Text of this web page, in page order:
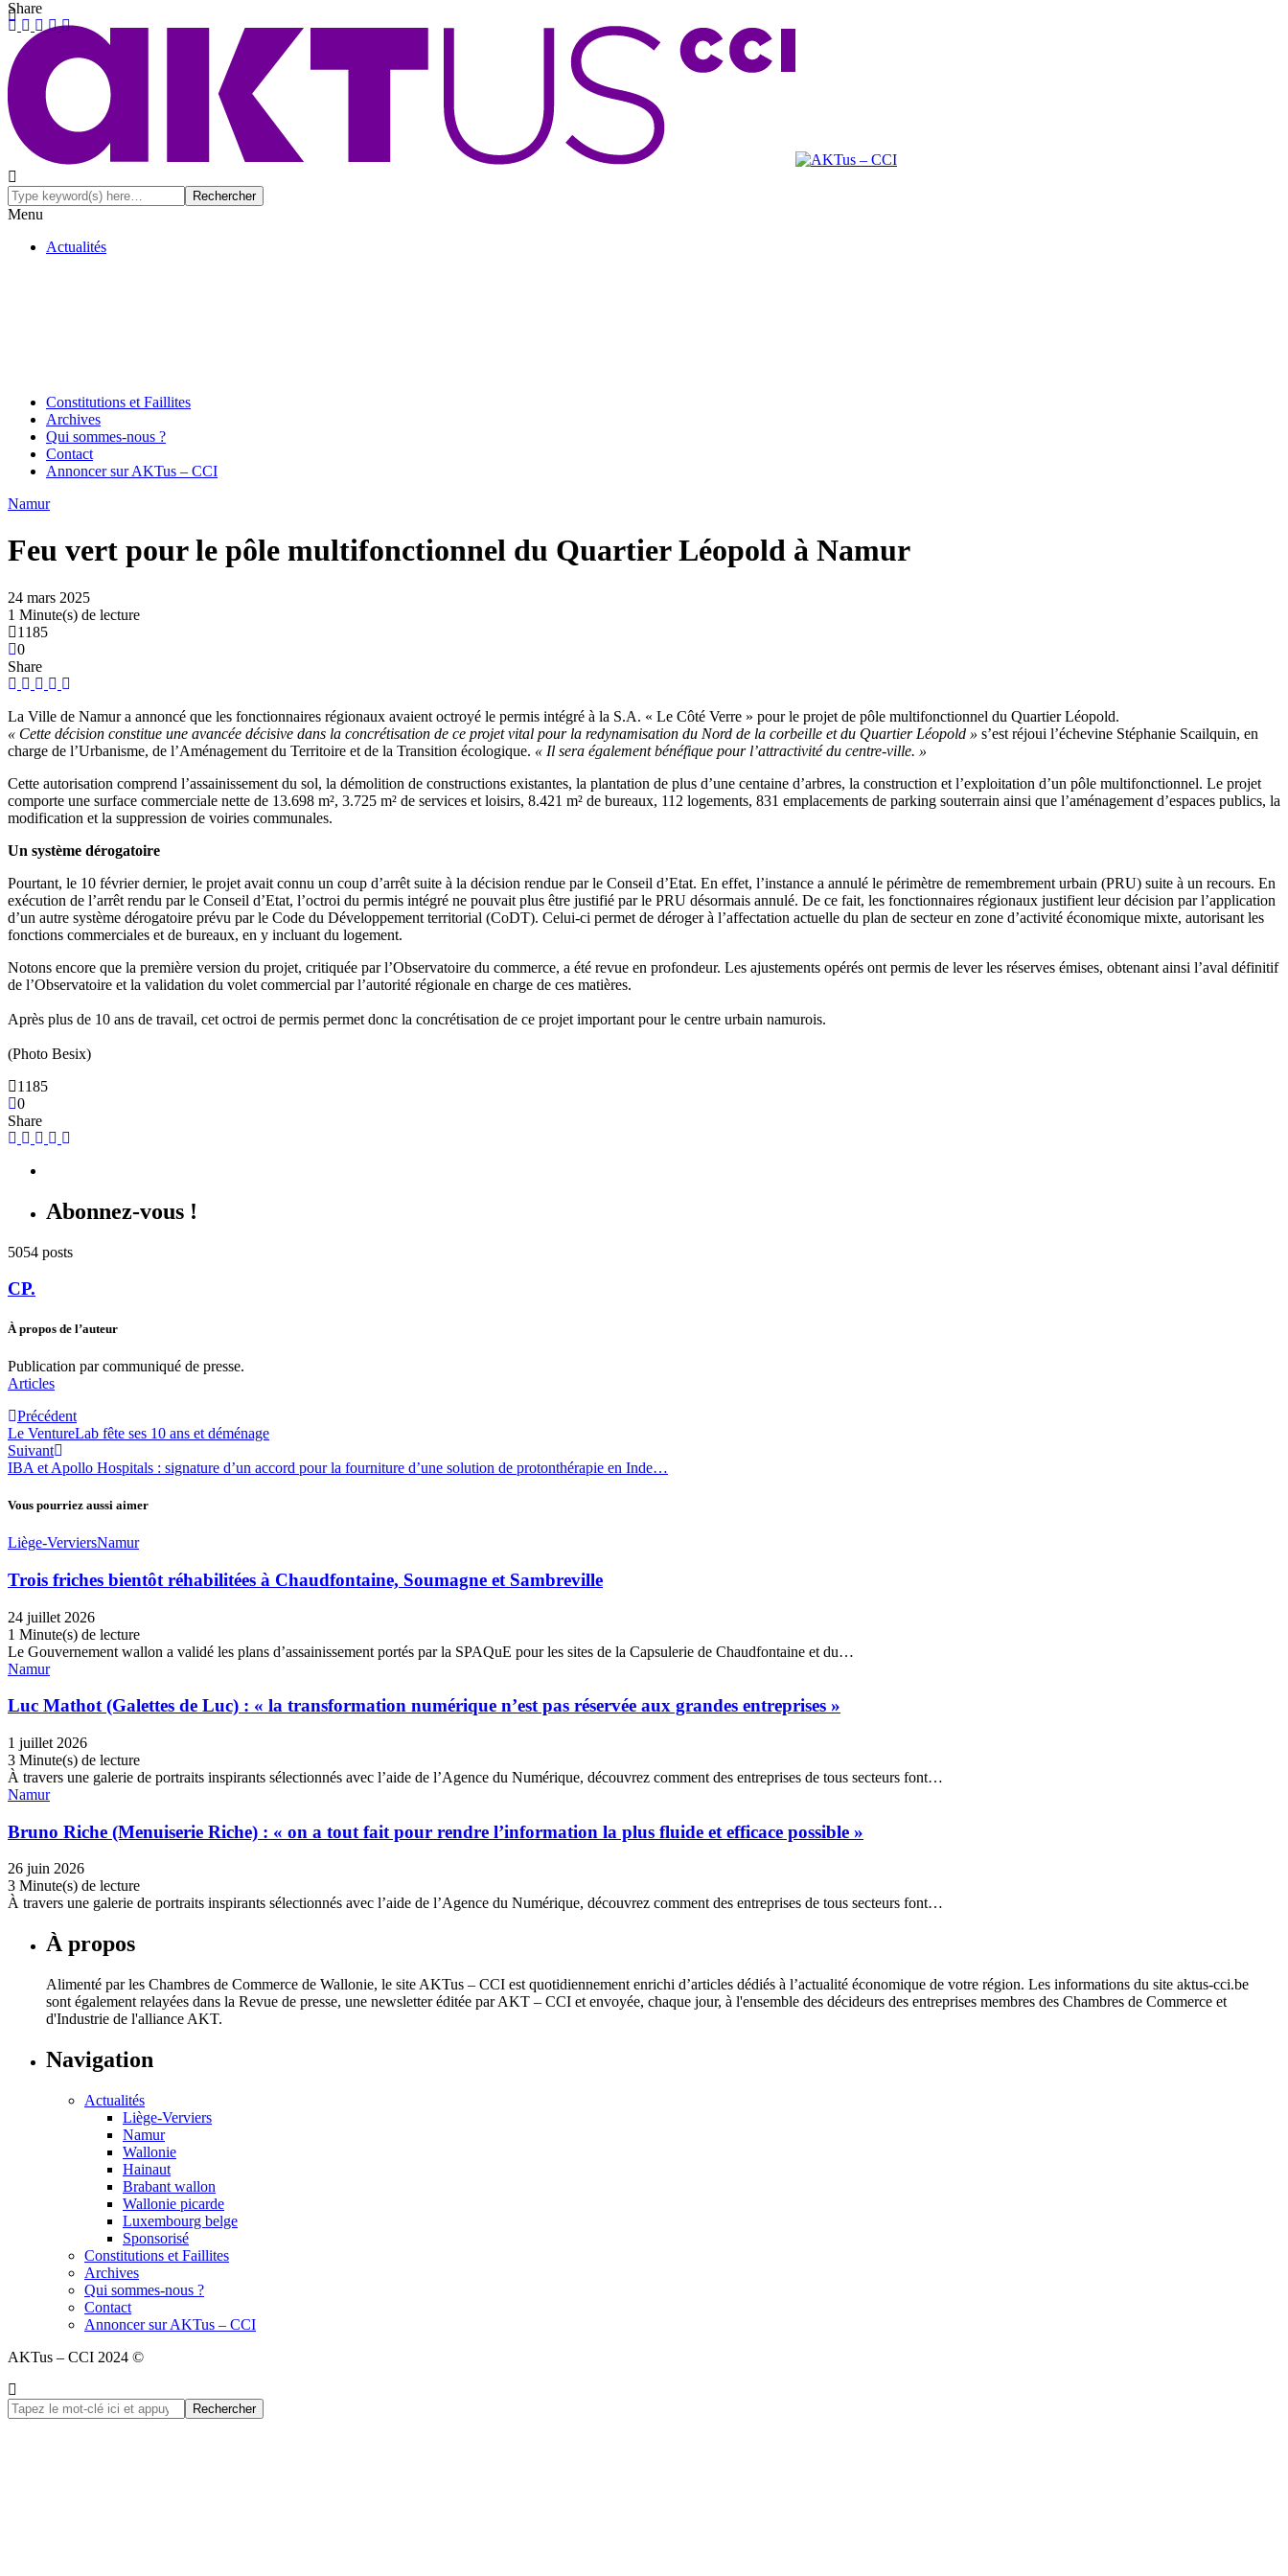
Menu
Actualités
Constitutions et Faillites
Archives
Qui sommes-nous ?
Contact
Annoncer sur AKTus – CCI
Namur
Feu vert pour le pôle multifonctionnel du Quartier Léopold à Namur
24 mars 2025
1 Minute(s) de lecture
1185
0
Share
La Ville de Namur a annoncé que les fonctionnaires régionaux avaient octroyé le permis intégré à la S.A. « Le Côté Verre » pour le projet de pôle multifonctionnel du Quartier Léopold.
« Cette décision constitue une avancée décisive dans la concrétisation de ce projet vital pour la redynamisation du Nord de la corbeille et du Quartier Léopold » s’est réjoui l’échevine Stéphanie Scailquin, en
charge de l’Urbanisme, de l’Aménagement du Territoire et de la Transition écologique. « Il sera également bénéfique pour l’attractivité du centre-ville. »
Cette autorisation comprend l’assainissement du sol, la démolition de constructions existantes, la plantation de plus d’une centaine d’arbres, la construction et l’exploitation d’un pôle multifonctionnel. Le projet
comporte une surface commerciale nette de 13.698 m², 3.725 m² de services et loisirs, 8.421 m² de bureaux, 112 logements, 831 emplacements de parking souterrain ainsi que l’aménagement d’espaces publics, la
modification et la suppression de voiries communales.
Un système dérogatoire
Pourtant, le 10 février dernier, le projet avait connu un coup d’arrêt suite à la décision rendue par le Conseil d’Etat. En effet, l’instance a annulé le périmètre de remembrement urbain (PRU) suite à un recours. En
exécution de l’arrêt rendu par le Conseil d’Etat, l’octroi du permis intégré ne pouvait plus être justifié par le PRU désormais annulé. De ce fait, les fonctionnaires régionaux justifient leur décision par l’application
d’un autre système dérogatoire prévu par le Code du Développement territorial (CoDT). Celui-ci permet de déroger à l’affectation actuelle du plan de secteur en zone d’activité économique mixte, autorisant les
fonctions commerciales et de bureaux, en y incluant du logement.
Notons encore que la première version du projet, critiquée par l’Observatoire du commerce, a été revue en profondeur. Les ajustements opérés ont permis de lever les réserves émises, obtenant ainsi l’aval définitif
de l’Observatoire et la validation du volet commercial par l’autorité régionale en charge de ces matières.
Après plus de 10 ans de travail, cet octroi de permis permet donc la concrétisation de ce projet important pour le centre urbain namurois.
(Photo Besix)
Share
1185
0
Share
Abonnez-vous !
5054 posts
CP.
À propos de l’auteur
Publication par communiqué de presse.
Articles
Précédent
Le VentureLab fête ses 10 ans et déménage
Suivant
IBA et Apollo Hospitals : signature d’un accord pour la fourniture d’une solution de protonthérapie en Inde…
Vous pourriez aussi aimer
Liège-VerviersNamur
Trois friches bientôt réhabilitées à Chaudfontaine, Soumagne et Sambreville
24 juillet 2026
1 Minute(s) de lecture
Le Gouvernement wallon a validé les plans d’assainissement portés par la SPAQuE pour les sites de la Capsulerie de Chaudfontaine et du…
Namur
Luc Mathot (Galettes de Luc) : « la transformation numérique n’est pas réservée aux grandes entreprises »
1 juillet 2026
3 Minute(s) de lecture
À travers une galerie de portraits inspirants sélectionnés avec l’aide de l’Agence du Numérique, découvrez comment des entreprises de tous secteurs font…
Namur
Bruno Riche (Menuiserie Riche) : « on a tout fait pour rendre l’information la plus fluide et efficace possible »
26 juin 2026
3 Minute(s) de lecture
À travers une galerie de portraits inspirants sélectionnés avec l’aide de l’Agence du Numérique, découvrez comment des entreprises de tous secteurs font…
À propos
Alimenté par les Chambres de Commerce de Wallonie, le site AKTus – CCI est quotidiennement enrichi d’articles dédiés à l’actualité économique de votre région. Les informations du site aktus-cci.be
sont également relayées dans la Revue de presse, une newsletter éditée par AKT – CCI et envoyée, chaque jour, à l'ensemble des décideurs des entreprises membres des Chambres de Commerce et
d'Industrie de l'alliance AKT.
Navigation
Actualités
Liège-Verviers
Namur
Wallonie
Hainaut
Brabant wallon
Wallonie picarde
Luxembourg belge
Sponsorisé
Constitutions et Faillites
Archives
Qui sommes-nous ?
Contact
Annoncer sur AKTus – CCI
AKTus – CCI 2024 ©